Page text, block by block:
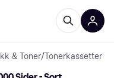
& Toner/Tonerkassetter